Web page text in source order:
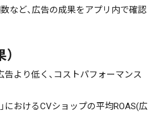
など、広告の成果をアプリ内で確認
より低く、コストパフォーマンス
におけるCVショップの平均ROAS(広